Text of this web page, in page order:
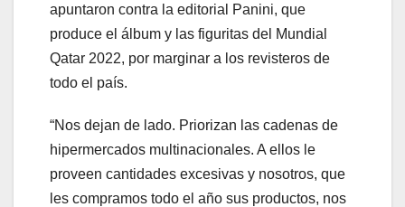
apuntaron contra la editorial Panini, que
produce el álbum y las figuritas del Mundial
Qatar 2022, por marginar a los revisteros de
todo el país.
“Nos dejan de lado. Priorizan las cadenas de
hipermercados multinacionales. A ellos le
proveen cantidades excesivas y nosotros, que
les compramos todo el año sus productos, nos